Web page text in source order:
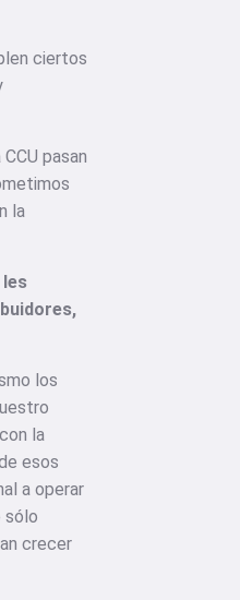
ciertos
pasan
la
los
la
esos
a operar
sólo
crecer